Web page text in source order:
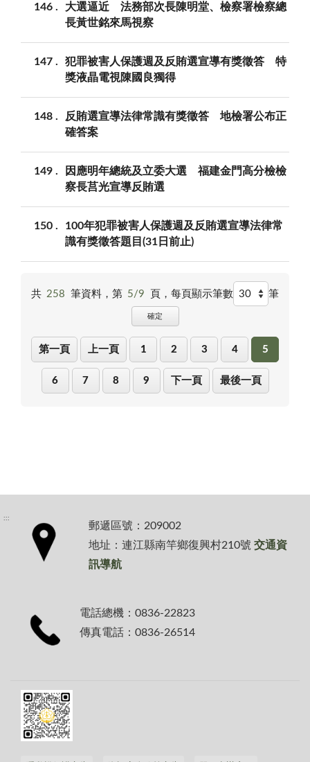
146
大選逼近 法務部次長陳明堂、檢察署檢察總
長黃世銘來馬視察
147
犯罪被害人保護週及反賄選宣導有獎徵答 特
獎液晶電視陳國良獨得
148
反賄選宣導法律常識有獎徵答 地檢署公布正
確答案
149
因應明年總統及立委大選 福建金門高分檢檢
察長莒光宣導反賄選
150
100年犯罪被害人保護週及反賄選宣導法律常
識有獎徵答題目(31日前止)
共 258 筆資料，第 5/9 頁， 每頁顯示筆數 筆
確定
第一頁 上一頁 1 2 3 4 5
6 7 8 9 下一頁 最後一頁
:::
郵遞區號：209002
地址：連江縣南竿鄉復興村210號 交通資
訊導航
電話總機：0836-22823
傳真電話：0836-26514